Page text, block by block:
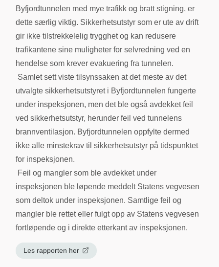
Byfjordtunnelen med mye trafikk og bratt stigning, er
dette særlig viktig. Sikkerhetsutstyr som er ute av drift
gir ikke tilstrekkelelig trygghet og kan redusere
trafikantene sine muligheter for selvredning ved en
hendelse som krever evakuering fra tunnelen.
Samlet sett viste tilsynssaken at det meste av det
utvalgte sikkerhetsutstyret i Byfjordtunnelen fungerte
under inspeksjonen, men det ble også avdekket feil
ved sikkerhetsutstyr, herunder feil ved tunnelens
brannventilasjon. Byfjordtunnelen oppfylte dermed
ikke alle minstekrav til sikkerhetsutstyr på tidspunktet
for inspeksjonen.
Feil og mangler som ble avdekket under
inspeksjonen ble løpende meddelt Statens vegvesen
som deltok under inspeksjonen. Samtlige feil og
mangler ble rettet eller fulgt opp av Statens vegvesen
fortløpende og i direkte etterkant av inspeksjonen.
Les rapporten her